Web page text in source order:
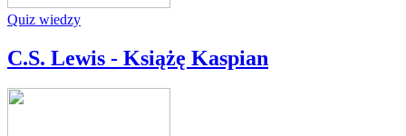
Quiz wiedzy
C.S. Lewis - Książę Kaspian